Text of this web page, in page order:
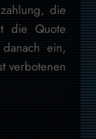
die
die Quote
ein,
verbotenen